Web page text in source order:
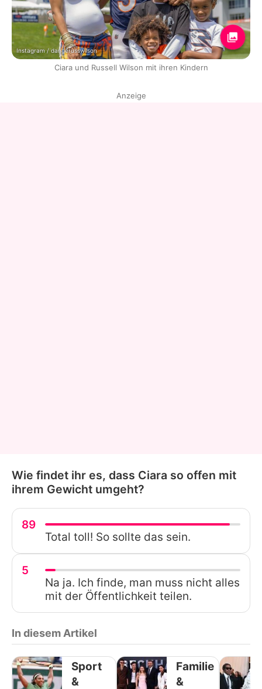
Instagram / dangerusswilson
Ciara und Russell Wilson mit ihren Kindern
Anzeige
Wie findet ihr es, dass Ciara so offen mit
ihrem Gewicht umgeht?
89
Total toll! So sollte das sein.
5
Na ja. Ich finde, man muss nicht alles
mit der Öffentlichkeit teilen.
In diesem Artikel
Sport
&
Familie
&